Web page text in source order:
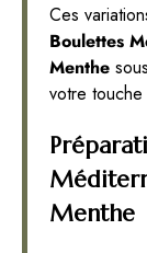
Ces
Boulettes
Menthe
votre
Menthe